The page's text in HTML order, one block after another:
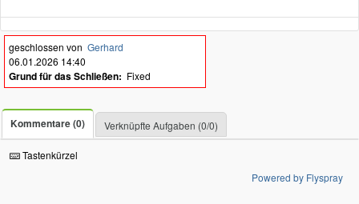
geschlossen von Gerhard
06.01.2026 14:40
Grund für das Schließen: Fixed
Kommentare (0) Verknüpfte Aufgaben (0/0)
Tastenkürzel
Powered by Flyspray